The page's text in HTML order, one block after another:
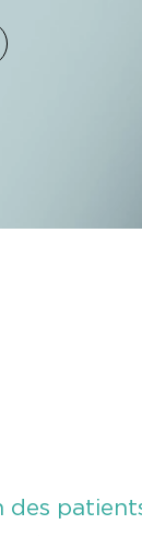
des